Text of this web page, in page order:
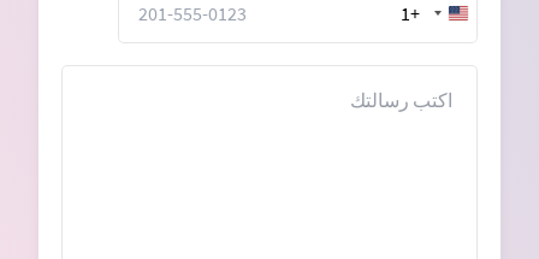
United
States
+1